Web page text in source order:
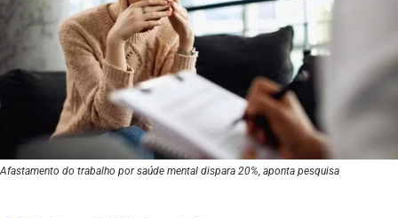
Afastamento do trabalho por saúde mental dispara 20%, aponta pesquisa